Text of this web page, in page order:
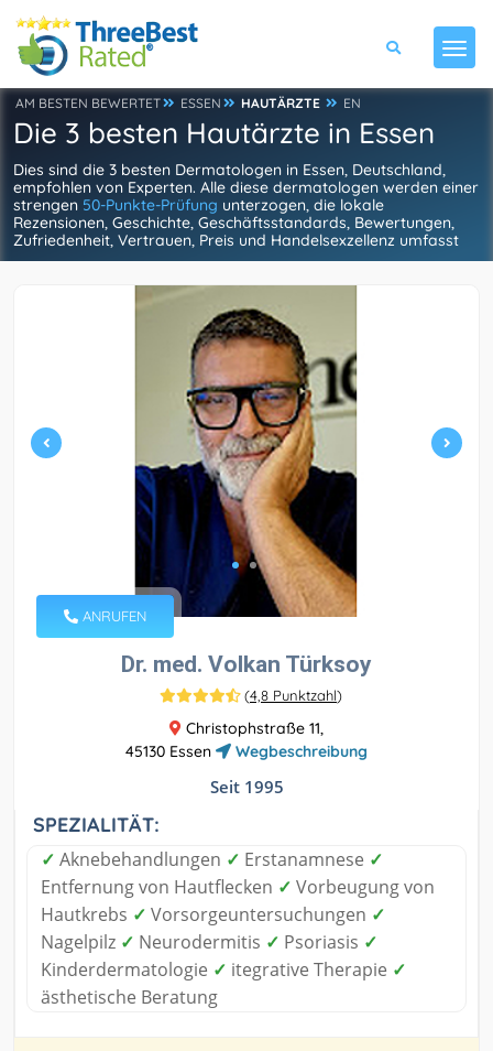
AM BESTEN BEWERTET ESSEN HAUTÄRZTE EN
Die 3 besten Hautärzte in Essen
Dies sind die 3 besten Dermatologen in Essen, Deutschland,
empfohlen von Experten. Alle diese dermatologen werden einer
strengen 50-Punkte-Prüfung unterzogen, die lokale
Rezensionen, Geschichte, Geschäftsstandards, Bewertungen,
Zufriedenheit, Vertrauen, Preis und Handelsexzellenz umfasst
ANRUFEN
Dr. med. Volkan Türksoy
(4,8 Punktzahl)
Christophstraße 11,
45130 Essen
Wegbeschreibung
Seit 1995
SPEZIALITÄT:
✓ Aknebehandlungen ✓ Erstanamnese ✓
Entfernung von Hautflecken ✓ Vorbeugung von
Hautkrebs ✓ Vorsorgeuntersuchungen ✓
Nagelpilz ✓ Neurodermitis ✓ Psoriasis ✓
Kinderdermatologie ✓ itegrative Therapie ✓
ästhetische Beratung